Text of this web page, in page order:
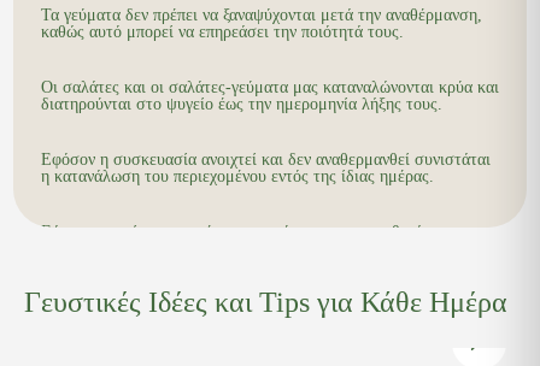
Τα γεύματα δεν πρέπει να ξαναψύχονται μετά την αναθέρμανση,
καθώς αυτό μπορεί να επηρεάσει την ποιότητά τους.
Οι σαλάτες και οι σαλάτες-γεύματα μας καταναλώνονται κρύα και
διατηρούνται στο ψυγείο έως την ημερομηνία λήξης τους.
Εφόσον η συσκευασία ανοιχτεί και δεν αναθερμανθεί συνιστάται
η κατανάλωση του περιεχομένου εντός της ίδιας ημέρας.
Εάν χρειαστεί να μεταφέρετε τα γεύματα σας τοποθετήστε τα σε
Λόγω της φιλοσοφίας των προιόντων μας τα γεύματα περιέχουν
Γι'αυτό τον λόγο μπορείτε να προσθέσετε έξτρα την ποσότητα
Γευστικές Ιδέες και Tips για Κάθε Ημέρα